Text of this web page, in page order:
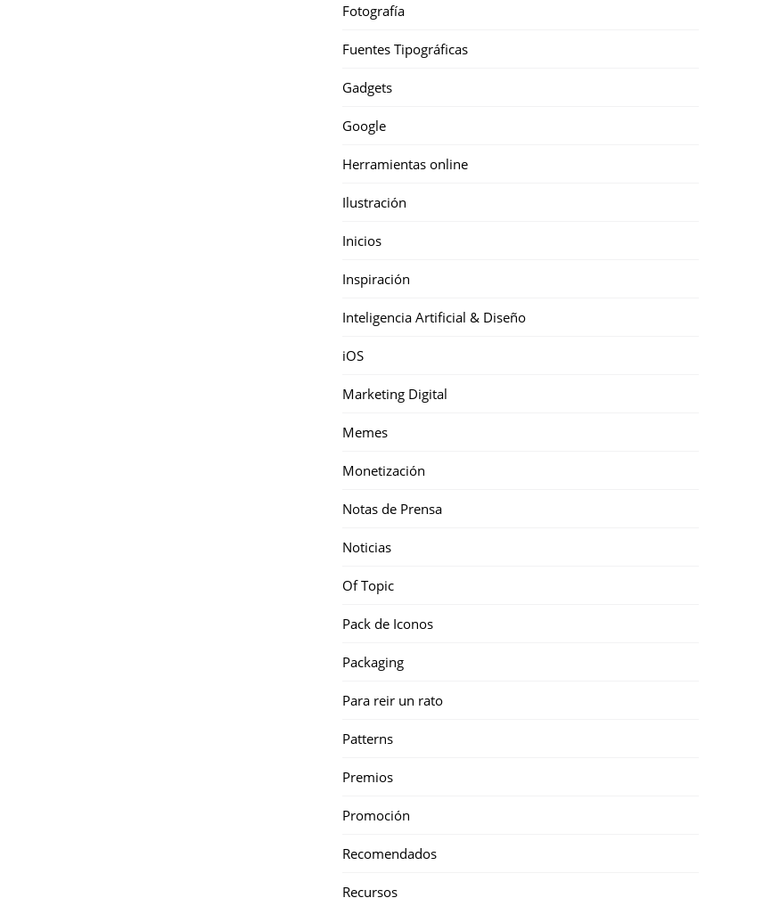
Fotografía
Fuentes Tipográficas
Gadgets
Google
Herramientas online
Ilustración
Inicios
Inspiración
Inteligencia Artificial & Diseño
iOS
Marketing Digital
Memes
Monetización
Notas de Prensa
Noticias
Of Topic
Pack de Iconos
Packaging
Para reir un rato
Patterns
Premios
Promoción
Recomendados
Recursos